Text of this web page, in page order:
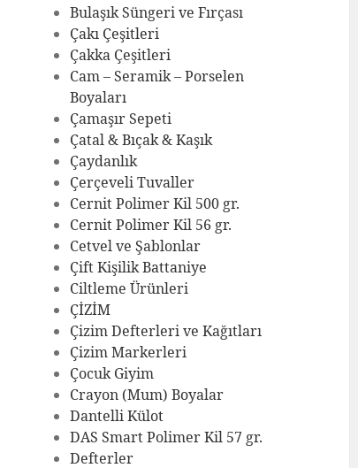
Bulaşık Süngeri ve Fırçası
Çakı Çeşitleri
Çakka Çeşitleri
Cam – Seramik – Porselen
Boyaları
Çamaşır Sepeti
Çatal & Bıçak & Kaşık
Çaydanlık
Çerçeveli Tuvaller
Cernit Polimer Kil 500 gr.
Cernit Polimer Kil 56 gr.
Cetvel ve Şablonlar
Çift Kişilik Battaniye
Ciltleme Ürünleri
ÇİZİM
Çizim Defterleri ve Kağıtları
Çizim Markerleri
Çocuk Giyim
Crayon (Mum) Boyalar
Dantelli Külot
DAS Smart Polimer Kil 57 gr.
Defterler